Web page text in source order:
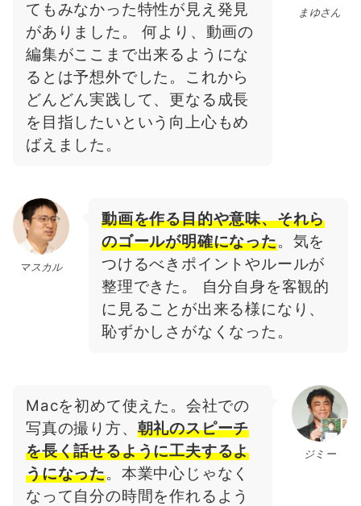
まゆさん
てもみなかった特性が見え発見
がありました。 何より、動画の
編集がここまで出来るようにな
るとは予想外でした。これから
どんどん実践して、更なる成長
を目指したいという向上心もめ
ばえました。
マスカル
動画を作る目的や意味、それら
のゴールが明確になった。気を
つけるべきポイントやルールが
整理できた。 自分自身を客観的
に見ることが出来る様になり、
恥ずかしさがなくなった。
ジミー
Macを初めて使えた。会社での
写真の撮り方、 朝礼のスピーチ
を長く話せるように工夫するよ
うになった。本業中心じゃなく
なって自分の時間を作れるよう